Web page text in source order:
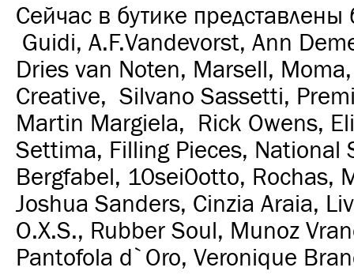
Сейчас в бутике
Guidi, A.F.Vandevorst, Ann
Dries van Noten, Marsell,
Creative, Silvano Sassetti,
Martin Margiela, Rick Owens,
Settima, Filling Pieces, National
Bergfabel, 10sei0otto, Rochas,
Joshua Sanders, Cinzia Araia,
O.X.S., Rubber Soul, Munoz
Pantofola d`Oro, Veronique